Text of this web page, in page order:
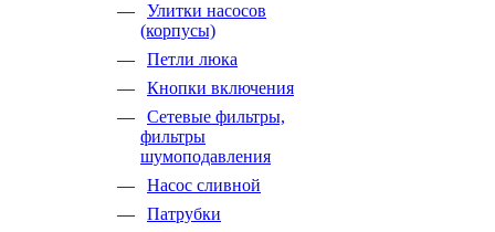
Улитки насосов
(корпусы)
Петли люка
Кнопки включения
Сетевые фильтры,
фильтры
шумоподавления
Насос сливной
Патрубки